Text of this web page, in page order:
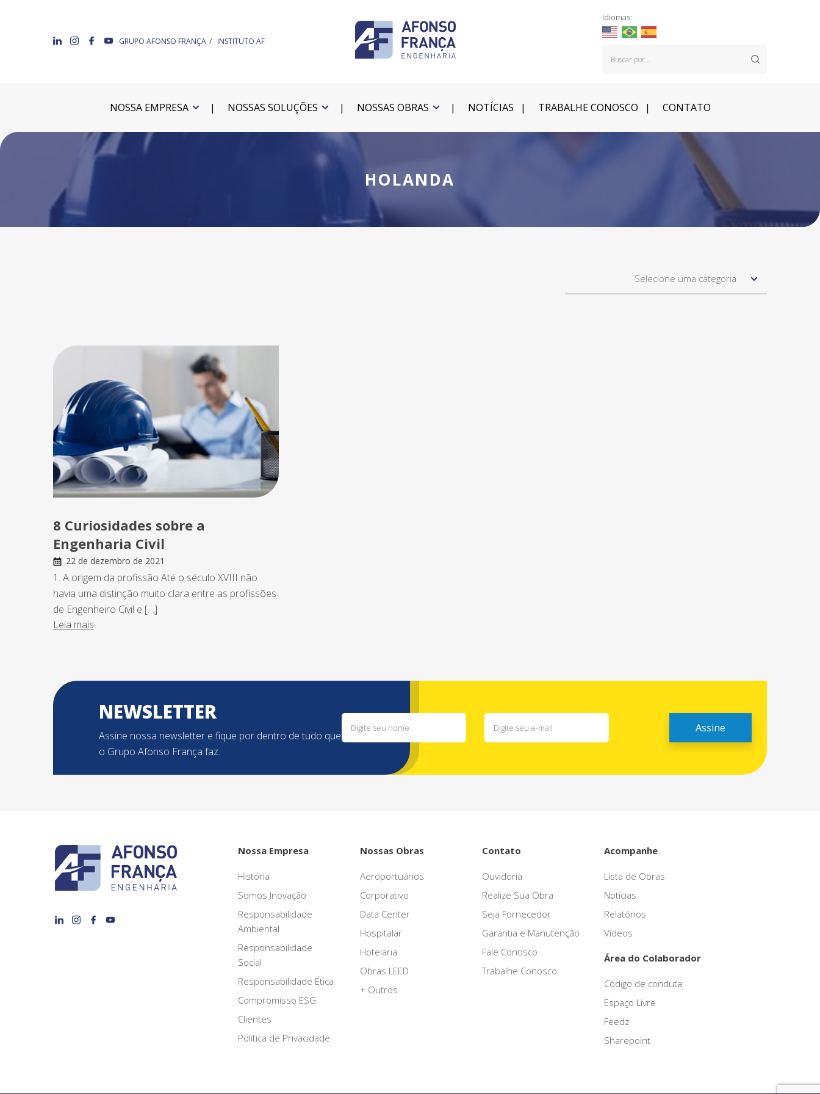
GRUPO AFONSO FRANÇA INSTITUTO AF
Idiomas:
NOSSA EMPRESA NOSSAS SOLUÇÕES NOSSAS OBRAS NOTÍCIAS TRABALHE CONOSCO CONTATO
HOLANDA
Selecione uma categoria
8 Curiosidades sobre a
Engenharia Civil
22 de dezembro de 2021
1. A origem da profissão Até o século XVIII não
havia uma distinção muito clara entre as profissões
de Engenheiro Civil e […]
Leia mais
NEWSLETTER
Assine nossa newsletter e fique por dentro de tudo que
o Grupo Afonso França faz.
Nossa Empresa
História
Somos Inovação
Responsabilidade
Ambiental
Responsabilidade
Social
Responsabilidade Ética
Compromisso ESG
Clientes
Política de Privacidade
Nossas Obras
Aeroportuários
Corporativo
Data Center
Hospitalar
Hotelaria
Obras LEED
+ Outros
Contato
Ouvidoria
Realize Sua Obra
Seja Fornecedor
Garantia e Manutenção
Fale Conosco
Trabalhe Conosco
Acompanhe
Lista de Obras
Notícias
Relatórios
Vídeos
Área do Colaborador
Código de conduta
Espaço Livre
Feedz
Sharepoint